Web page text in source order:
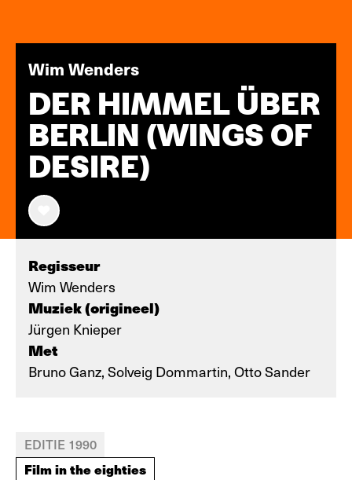
Wim Wenders
DER HIMMEL ÜBER
BERLIN (WINGS OF
DESIRE)
Regisseur
Wim Wenders
Muziek (origineel)
Jürgen Knieper
Met
Bruno Ganz, Solveig Dommartin, Otto Sander
EDITIE 1990
Film in the eighties